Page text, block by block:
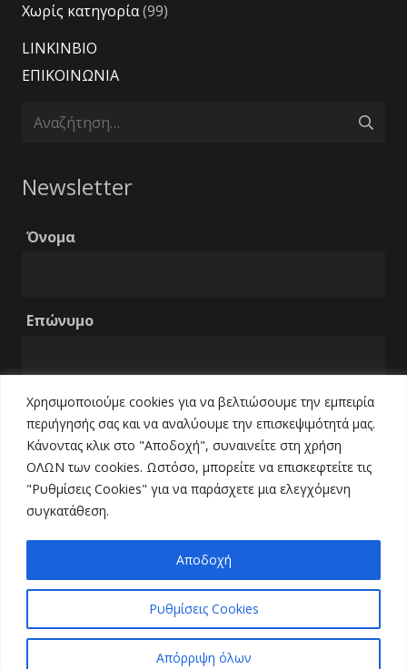
Χρησιμοποιούμε cookies για να βελτιώσουμε την εμπειρία
περιήγησής σας και να αναλύουμε την επισκεψιμότητά μας.
Κάνοντας κλικ στο "Αποδοχή", συναινείτε στη χρήση
ΟΛΩΝ των cookies. Ωστόσο, μπορείτε να επισκεφτείτε τις
"Ρυθμίσεις Cookies" για να παράσχετε μια ελεγχόμενη
συγκατάθεση.
Ρυθμίσεις Cookies
Απόρριψη όλων
Αποδοχή
Χωρίς κατηγορία(99)
LINKINBIO
ΕΠΙΚΟΙΝΩΝΙΑ
Αναζήτηση
Newsletter
Όνομα
Επώνυμο
Email
Τηλέφωνο
© 2021 All Rights Reserved.